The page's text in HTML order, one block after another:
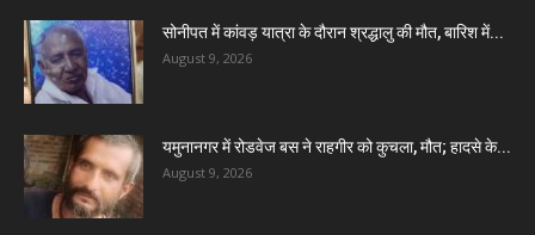
सोनीपत में कांवड़ यात्रा के दौरान श्रद्धालु की मौत, बारिश में...
August 9, 2026
यमुनानगर में रोडवेज बस ने राहगीर को कुचला, मौत; हादसे के...
August 9, 2026